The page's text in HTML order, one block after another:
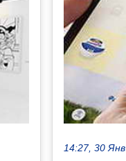
14:27, 30 Янв